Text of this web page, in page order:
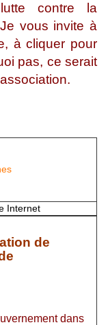
contre la
vous invite à
à cliquer pour
pas, ce serait
Internet
de
dans